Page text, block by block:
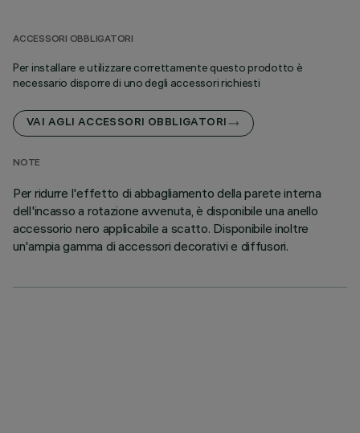
ACCESSORI OBBLIGATORI
Per installare e utilizzare correttamente questo prodotto è
necessario disporre di uno degli accessori richiesti
VAI AGLI ACCESSORI OBBLIGATORI
NOTE
Per ridurre l'effetto di abbagliamento della parete interna
dell'incasso a rotazione avvenuta, è disponibile una anello
accessorio nero applicabile a scatto. Disponibile inoltre
un'ampia gamma di accessori decorativi e diffusori.